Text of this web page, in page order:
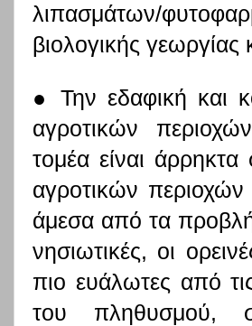
λιπασμάτων/
βιολογικής
● Την εδαφική και
αγροτικών
τομέα είναι
αγροτικών
άμεσα από τα
νησιωτικές, οι
πιο ευάλωτες από
του πληθυσμού,